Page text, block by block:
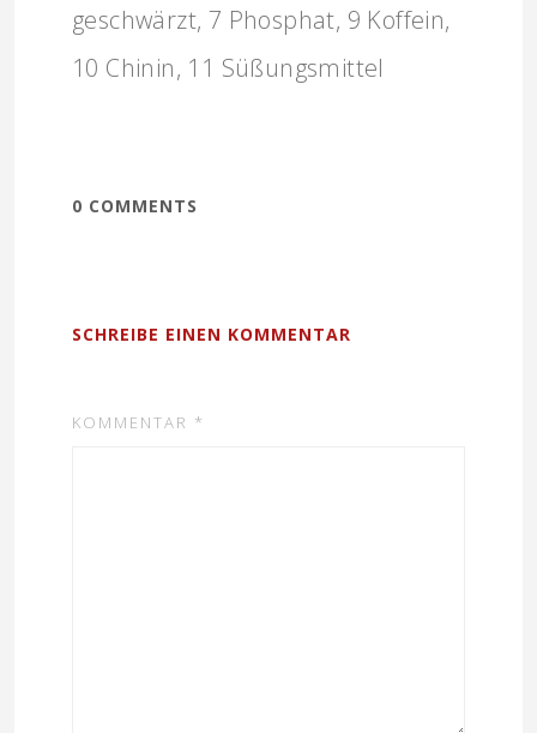
geschwärzt, 7 Phosphat, 9 Koffein,
10 Chinin, 11 Süßungsmittel
0 COMMENTS
SCHREIBE EINEN KOMMENTAR
KOMMENTAR *